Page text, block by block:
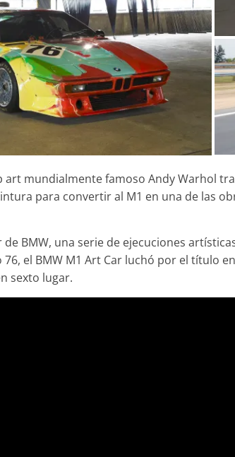
art mundialmente famoso Andy Warhol
para convertir al M1 en una de las
de BMW, una serie de ejecuciones
76, el BMW M1 Art Car luchó por el título
sexto lugar.
Llamada a revisión en
Mercedes Clase A fabricados
entre 2017-2019
4 de septiembre de 2020
mospotter84
0